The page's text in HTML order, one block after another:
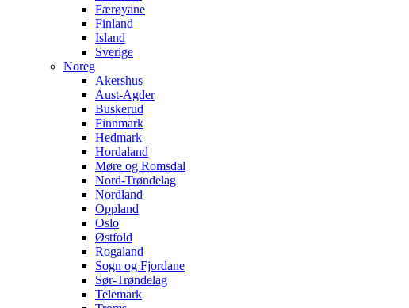
Færøyane
Finland
Island
Sverige
Noreg
Akershus
Aust-Agder
Buskerud
Finnmark
Hedmark
Hordaland
Møre og Romsdal
Nord-Trøndelag
Nordland
Oppland
Oslo
Østfold
Rogaland
Sogn og Fjordane
Sør-Trøndelag
Telemark